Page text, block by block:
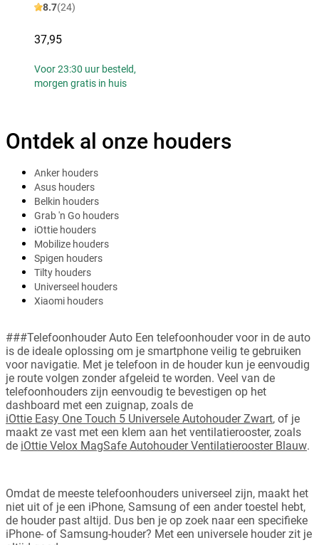
8.7(24)
37,95
Voor 23:30 uur besteld,
morgen gratis in huis
Ontdek al onze houders
Anker houders
Asus houders
Belkin houders
Grab 'n Go houders
iOttie houders
Mobilize houders
Spigen houders
Tilty houders
Universeel houders
Xiaomi houders
###Telefoonhouder Auto Een telefoonhouder voor in de auto
is de ideale oplossing om je smartphone veilig te gebruiken
voor navigatie. Met je telefoon in de houder kun je eenvoudig
je route volgen zonder afgeleid te worden. Veel van de
telefoonhouders zijn eenvoudig te bevestigen op het
dashboard met een zuignap, zoals de
iOttie Easy One Touch 5 Universele Autohouder Zwart, of je
maakt ze vast met een klem aan het ventilatierooster, zoals
de iOttie Velox MagSafe Autohouder Ventilatierooster Blauw.
Omdat de meeste telefoonhouders universeel zijn, maakt het
niet uit of je een iPhone, Samsung of een ander toestel hebt,
de houder past altijd. Dus ben je op zoek naar een specifieke
iPhone- of Samsung-houder? Met een universele houder zit je